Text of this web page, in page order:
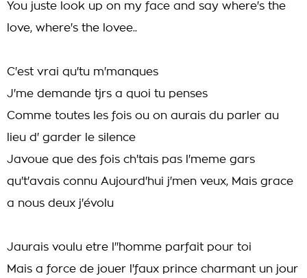
You juste look up on my face and say where's the
love, where's the lovee..
C'est vrai qu'tu m'manques
J'me demande tjrs a quoi tu penses
Comme toutes les fois ou on aurais du parler au
lieu d' garder le silence
Javoue que des fois ch'tais pas l'meme gars
qu't'avais connu Aujourd'hui j'men veux, Mais grace
a nous deux j'évolu
Jaurais voulu etre l''homme parfait pour toi
Mais a force de jouer l'faux prince charmant un jour